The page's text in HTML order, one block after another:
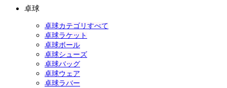
卓球
卓球カテゴリすべて
卓球ラケット
卓球ボール
卓球シューズ
卓球バッグ
卓球ウェア
卓球ラバー